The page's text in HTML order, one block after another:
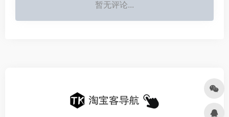
暂无评论...